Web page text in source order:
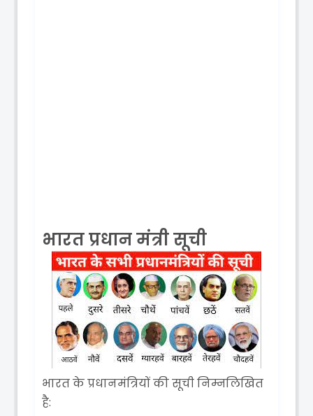
भारत प्रधान मंत्री सूची
भारत के प्रधानमंत्रियों की सूची निम्नलिखित
है: